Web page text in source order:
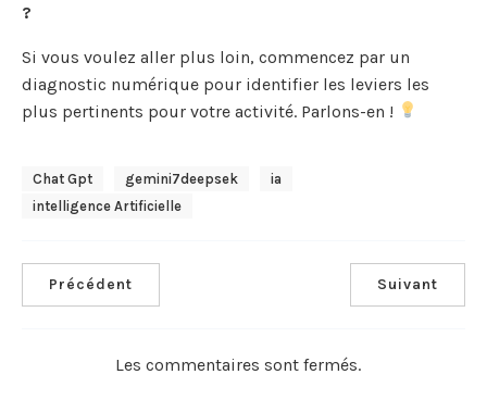
?
Si vous voulez aller plus loin, commencez par un
diagnostic numérique pour identifier les leviers les
plus pertinents pour votre activité. Parlons-en !
Chat Gpt Gemini7deepsek
Ia
Intelligence Artificielle
Précédent Suivant
Les commentaires sont fermés.